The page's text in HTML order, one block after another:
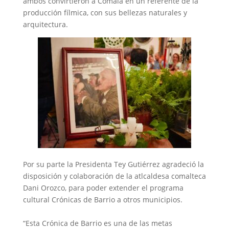
producción fílmica, con sus bellezas naturales y
arquitectura.
‎Por su parte la Presidenta Tey Gutiérrez agradeció la
disposición y colaboración de la atlcaldesa comalteca
Dani Orozco, para poder extender el programa
cultural Crónicas de Barrio a otros municipios.
‎“Esta Crónica de Barrio es una de las metas